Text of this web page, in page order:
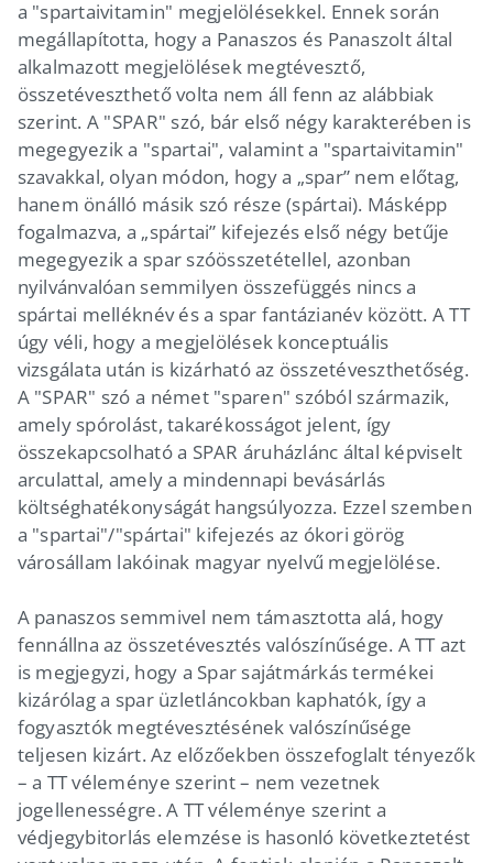
a "spartaivitamin" megjelölésekkel. Ennek során
megállapította, hogy a Panaszos és Panaszolt által
alkalmazott megjelölések megtévesztő,
összetéveszthető volta nem áll fenn az alábbiak
szerint. A "SPAR" szó, bár első négy karakterében is
megegyezik a "spartai", valamint a "spartaivitamin"
szavakkal, olyan módon, hogy a „spar” nem előtag,
hanem önálló másik szó része (spártai). Másképp
fogalmazva, a „spártai” kifejezés első négy betűje
megegyezik a spar szóösszetétellel, azonban
nyilvánvalóan semmilyen összefüggés nincs a
spártai melléknév és a spar fantázianév között. A TT
úgy véli, hogy a megjelölések konceptuális
vizsgálata után is kizárható az összetéveszthetőség.
A "SPAR" szó a német "sparen" szóból származik,
amely spórolást, takarékosságot jelent, így
összekapcsolható a SPAR áruházlánc által képviselt
arculattal, amely a mindennapi bevásárlás
költséghatékonyságát hangsúlyozza. Ezzel szemben
a "spartai"/"spártai" kifejezés az ókori görög
városállam lakóinak magyar nyelvű megjelölése.
A panaszos semmivel nem támasztotta alá, hogy
fennállna az összetévesztés valószínűsége. A TT azt
is megjegyzi, hogy a Spar sajátmárkás termékei
kizárólag a spar üzletláncokban kaphatók, így a
fogyasztók megtévesztésének valószínűsége
teljesen kizárt. Az előzőekben összefoglalt tényezők
– a TT véleménye szerint – nem vezetnek
jogellenességre. A TT véleménye szerint a
védjegybitorlás elemzése is hasonló következtetést